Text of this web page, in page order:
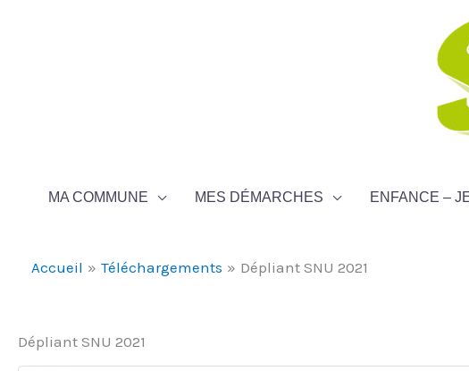
MA COMMUNE MES DÉMARCHES ENFANCE –
Accueil Téléchargements Dépliant SNU 2021
Dépliant SNU 2021